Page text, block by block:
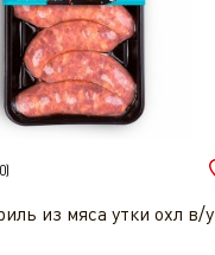
0)
из мяса утки охл в/у